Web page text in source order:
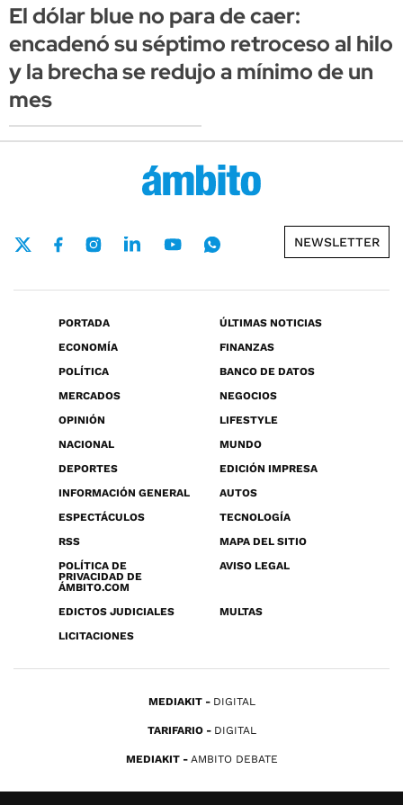
El dólar blue no para de caer:
encadenó su séptimo retroceso al hilo
y la brecha se redujo a mínimo de un
mes
NEWSLETTER
PORTADA
ÚLTIMAS NOTICIAS
ECONOMÍA
FINANZAS
POLÍTICA
BANCO DE DATOS
MERCADOS
NEGOCIOS
OPINIÓN
LIFESTYLE
NACIONAL
MUNDO
DEPORTES
EDICIÓN IMPRESA
INFORMACIÓN GENERAL
AUTOS
ESPECTÁCULOS
TECNOLOGÍA
RSS
MAPA DEL SITIO
POLÍTICA DE
PRIVACIDAD DE
ÁMBITO.COM
AVISO LEGAL
EDICTOS JUDICIALES
MULTAS
LICITACIONES
MEDIAKIT DIGITAL
TARIFARIO DIGITAL
MEDIAKIT AMBITO DEBATE